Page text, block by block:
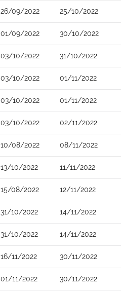
26/09/2022 25/10/2022
01/09/2022 30/10/2022
03/10/2022 31/10/2022
03/10/2022 01/11/2022
03/10/2022 01/11/2022
03/10/2022 02/11/2022
10/08/2022 08/11/2022
13/10/2022 11/11/2022
15/08/2022 12/11/2022
31/10/2022 14/11/2022
31/10/2022 14/11/2022
16/11/2022 30/11/2022
01/11/2022 30/11/2022